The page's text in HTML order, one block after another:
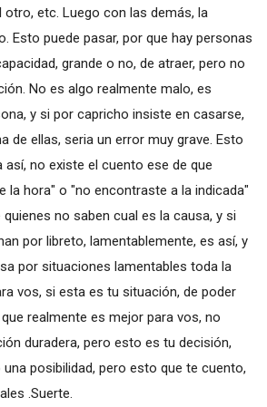
otro, etc. Luego con las demás, la
Esto puede pasar, por que hay personas
grande o no, de atraer, pero no
No es algo realmente malo, es
y si por capricho insiste en casarse,
de ellas, seria un error muy grave. Esto
así, no existe el cuento ese de que
la hora" o "no encontraste a la indicada"
quienes no saben cual es la causa, y si
por libreto, lamentablemente, es así, y
por situaciones lamentables toda la
vos, si esta es tu situación, de poder
realmente es mejor para vos, no
duradera, pero esto es tu decisión,
posibilidad, pero esto que te cuento,
.Suerte.